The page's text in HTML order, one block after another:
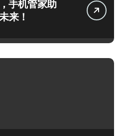
手机管家助
来！